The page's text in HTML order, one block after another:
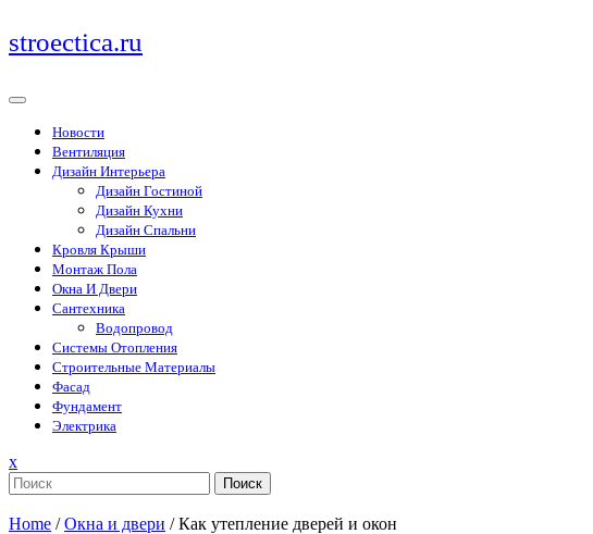
Перейти
к
stroectica.ru
Новости
Вентиляция
Дизайн Интерьера
Дизайн Гостиной
Дизайн Кухни
Дизайн Спальни
Кровля Крыши
Монтаж Пола
Окна И Двери
Сантехника
Водопровод
Системы Отопления
Строительные Материалы
Фасад
Фундамент
Электрика
xЗакрыть
меню
Поиск
Home /Окна и двери /Как утепление дверей и окон